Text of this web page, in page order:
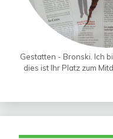
Gestatten - Bronski. Ich
dies ist Ihr Platz zum